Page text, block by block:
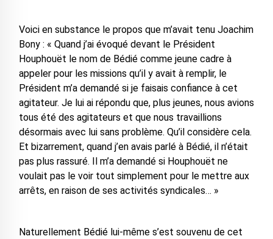
Voici en substance le propos que m’avait tenu Joachim
Bony : « Quand j’ai évoqué devant le Président
Houphouët le nom de Bédié comme jeune cadre à
appeler pour les missions qu’il y avait à remplir, le
Président m’a demandé si je faisais confiance à cet
agitateur. Je lui ai répondu que, plus jeunes, nous avions
tous été des agitateurs et que nous travaillions
désormais avec lui sans problème. Qu’il considère cela.
Et bizarrement, quand j’en avais parlé à Bédié, il n’était
pas plus rassuré. Il m’a demandé si Houphouët ne
voulait pas le voir tout simplement pour le mettre aux
arrêts, en raison de ses activités syndicales… »
Naturellement Bédié lui-même s’est souvenu de cet